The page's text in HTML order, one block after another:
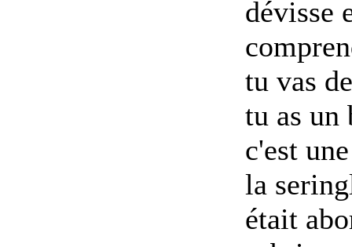
dévisse
tu vas
tu as un
c'est
la
était